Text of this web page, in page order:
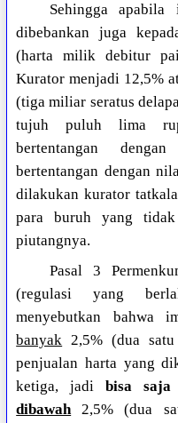
Sehingga apabila
dibebankan juga
(harta milik debitur
Kurator menjadi 12,5%
(tiga miliar seratus
tujuh puluh lima
bertentangan
bertentangan dengan
dilakukan kurator
para buruh yang tidak
piutangnya.
Pasal 3
(regulasi yang
menyebutkan bahwa
banyak 2,5% (dua
penjualan harta yang
ketiga, jadi bisa saja
dibawah2,5% (dua